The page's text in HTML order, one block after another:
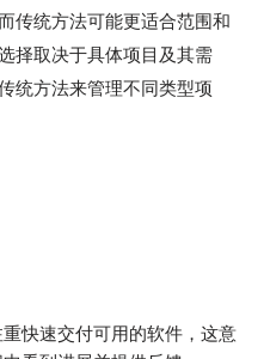
传统方法可能更适合范围和
择取决于具体项目及其需
统方法来管理不同类型项
快速交付可用的软件，这意